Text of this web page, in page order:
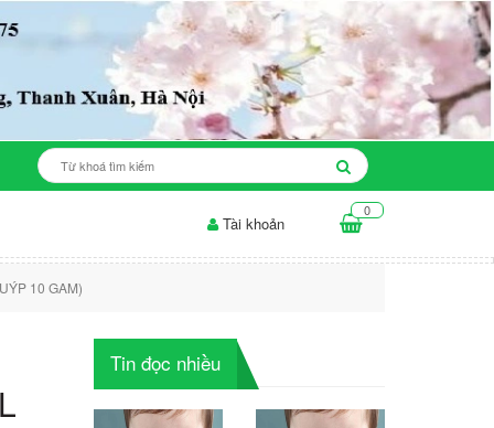
Chế độ ăn cho da mụn: những điều... Thời gian để sản phẩm làm
0
Tài khoản
10 GAM)
Tin đọc nhiều